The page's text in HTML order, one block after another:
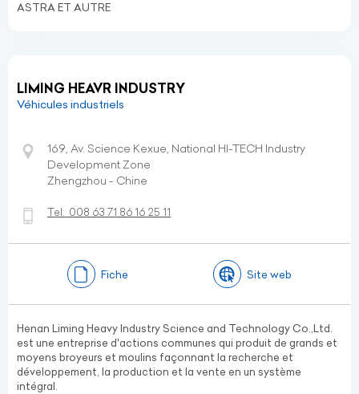
ASTRA ET AUTRE
LIMING HEAVR INDUSTRY
Véhicules industriels
169, Av. Science Kexue, National HI-TECH Industry
Development Zone
Zhengzhou - Chine
Tel: 008 63 71 86 16 25 11
Fiche Site web
Henan Liming Heavy Industry Science and Technology Co.,Ltd.
est une entreprise d'actions communes qui produit de grands et
moyens broyeurs et moulins façonnant la recherche et
développement, la production et la vente en un système
intégral.